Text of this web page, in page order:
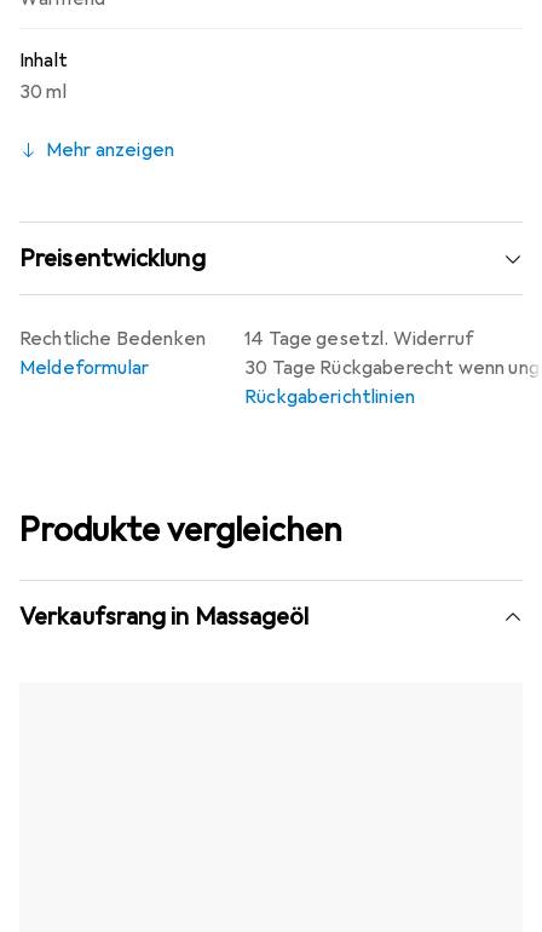
Inhalt
30 ml
Mehr anzeigen
Preisentwicklung
14 Tage gesetzl. Widerruf
30 Tage Rückgaberecht wenn
Rückgaberichtlinien
Rechtliche Bedenken
Meldeformular
Produkte vergleichen
Verkaufsrang in Massageöl